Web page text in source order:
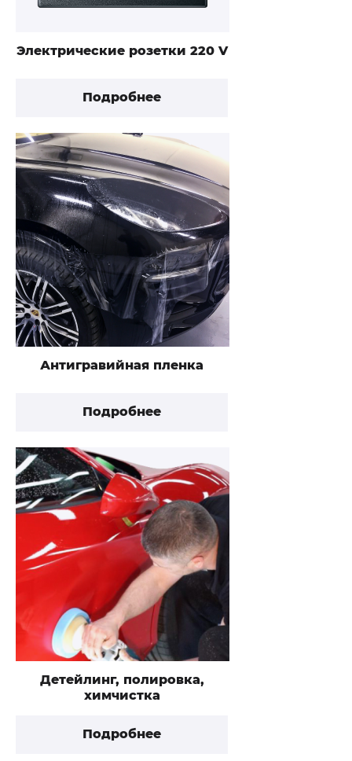
Электрические розетки 220 V
Подробнее
Антигравийная пленка
Подробнее
Детейлинг, полировка,
химчистка
Подробнее